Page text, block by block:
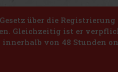
über die
Gleichzeitig ist er
innerhalb von 48 Stunden